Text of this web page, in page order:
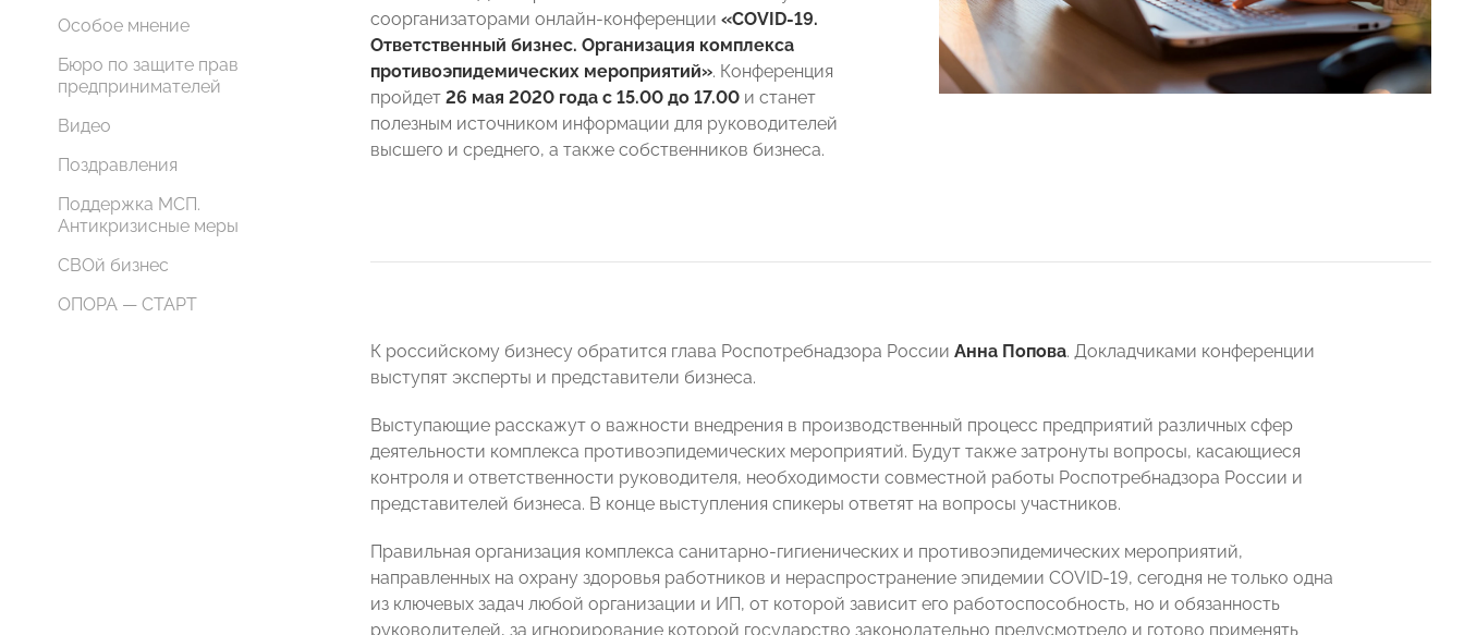
Особое мнение
Бюро по защите прав
предпринимателей
Видео
Поздравления
Поддержка МСП.
Антикризисные меры
СВОй бизнес
ОПОРА — СТАРТ
соорганизаторами онлайн-конференции «COVID-19.
Ответственный бизнес. Организация комплекса
противоэпидемических мероприятий». Конференция
пройдет 26 мая 2020 года с 15.00 до 17.00 и станет
полезным источником информации для руководителей
высшего и среднего, а также собственников бизнеса.
К российскому бизнесу обратится глава Роспотребнадзора России Анна Попова. Докладчиками конференции
выступят эксперты и представители бизнеса.
Выступающие расскажут о важности внедрения в производственный процесс предприятий различных сфер
деятельности комплекса противоэпидемических мероприятий. Будут также затронуты вопросы, касающиеся
контроля и ответственности руководителя, необходимости совместной работы Роспотребнадзора России и
представителей бизнеса. В конце выступления спикеры ответят на вопросы участников.
Правильная организация комплекса санитарно-гигиенических и противоэпидемических мероприятий,
направленных на охрану здоровья работников и нераспространение эпидемии COVID-19, сегодня не только одна
из ключевых задач любой организации и ИП, от которой зависит его работоспособность, но и обязанность
руководителей, за игнорирование которой государство законодательно предусмотрело и готово применять